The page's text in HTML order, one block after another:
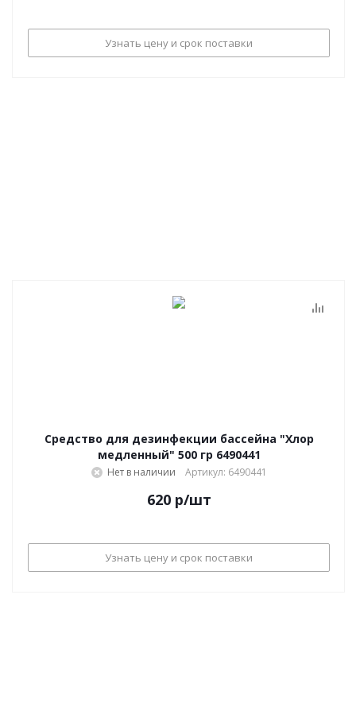
Узнать цену и срок поставки
Средство для дезинфекции бассейна "Хлор
медленный" 500 гр 6490441
Нет в наличии Артикул: 6490441
620р/шт
Узнать цену и срок поставки